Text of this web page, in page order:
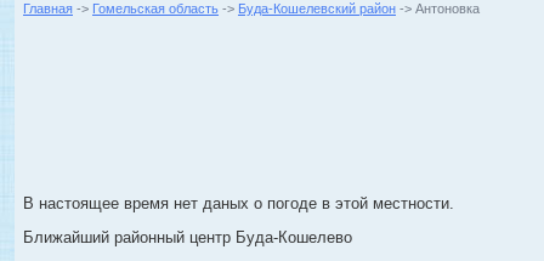
Главная -> Гомельская область -> Буда-Кошелевский район -> Антоновка
В настоящее время нет даных о погоде в этой местности.
Ближайший районный центр Буда-Кошелево